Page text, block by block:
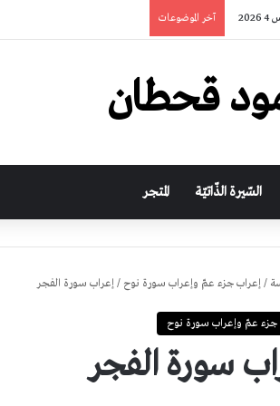
آخر الموضوعات
قحطان
السّيرة الذّاتيّة المتجر
/إعراب جزء عمّ وإعراب سورة نوح /إعراب سورة الفجر
جزء عمّ وإعراب سورة نوح
سورة الفجر